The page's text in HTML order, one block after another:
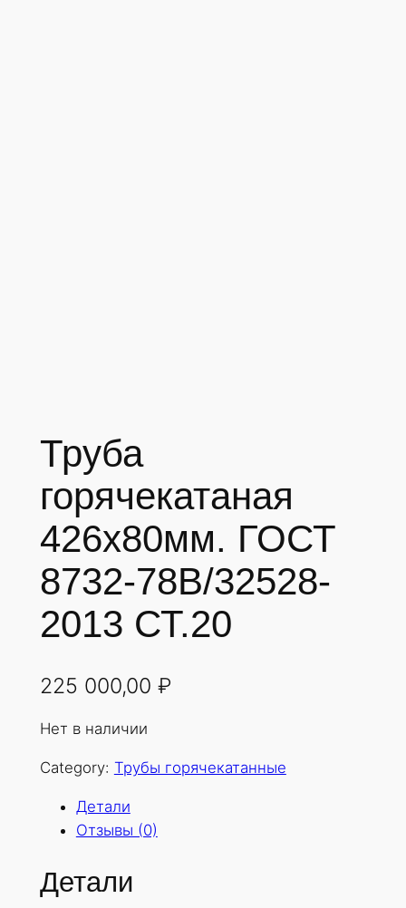
Труба
горячекатаная
426х80мм. ГОСТ
8732-78В/32528-
2013 СТ.20
225 000,00 ₽
Нет в наличии
Category: Трубы горячекатанные
Детали
Отзывы (0)
Детали